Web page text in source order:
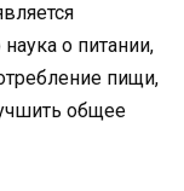
о питании,
пищи,
общее